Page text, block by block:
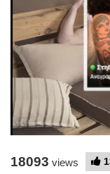
18093 views